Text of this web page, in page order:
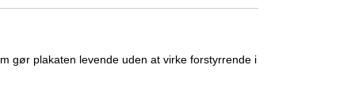
gør plakaten levende uden at virke forstyrrende i